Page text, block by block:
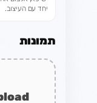
יחד עם העיצוב.
תמונות